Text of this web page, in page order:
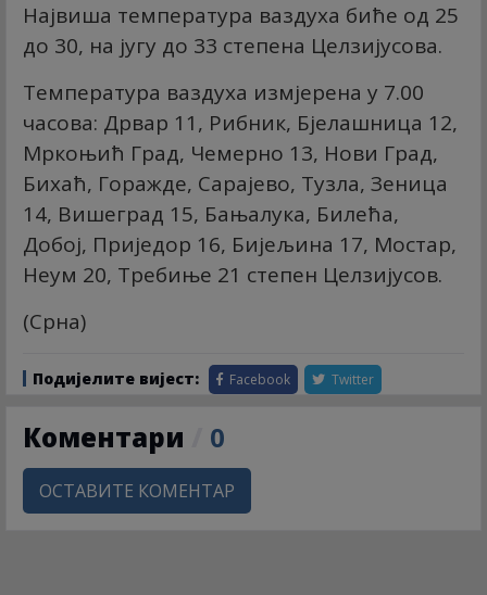
Највиша температура ваздуха биће од 25
до 30, на југу до 33 степена Целзијусова.
Температура ваздуха измјерена у 7.00
часова: Дрвар 11, Рибник, Бјелашница 12,
Мркоњић Град, Чемерно 13, Нови Град,
Бихаћ, Горажде, Сарајево, Тузла, Зеница
14, Вишеград 15, Бањалука, Билећа,
Добој, Приједор 16, Бијељина 17, Мостар,
Неум 20, Требиње 21 степен Целзијусов.
(Срна)
Подијелите вијест: Facebook Twitter
Коментари 0
ОСТАВИТЕ КОМЕНТАР